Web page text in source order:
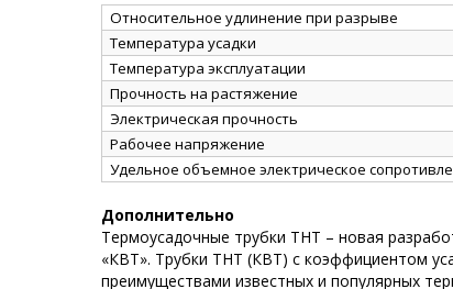
Относительное удлинение при разрыве
Температура усадки
Температура эксплуатации
Прочность на растяжение
Электрическая прочность
Рабочее напряжение
Удельное объемное электрическое
Дополнительно
Термоусадочные трубки ТНТ – новая
«КВТ». Трубки ТНТ (КВТ) с коэффициентом
преимуществами известных и популярных